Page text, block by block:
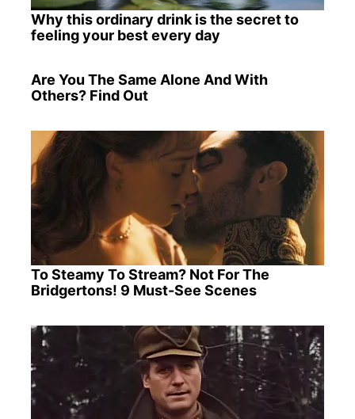
Why this ordinary drink is the secret to
feeling your best every day
Are You The Same Alone And With
Others? Find Out
To Steamy To Stream? Not For The
Bridgertons! 9 Must-See Scenes